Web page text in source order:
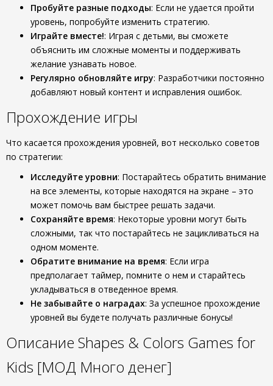
Пробуйте разные подходы: Если не удается пройти
уровень, попробуйте изменить стратегию.
Играйте вместе!: Играя с детьми, вы сможете
объяснить им сложные моменты и поддерживать
желание узнавать новое.
Регулярно обновляйте игру: Разработчики постоянно
добавляют новый контент и исправления ошибок.
Прохождение игры
Что касается прохождения уровней, вот несколько советов
по стратегии:
Исследуйте уровни: Постарайтесь обратить внимание
на все элементы, которые находятся на экране – это
может помочь вам быстрее решать задачи.
Сохраняйте время: Некоторые уровни могут быть
сложными, так что постарайтесь не зацикливаться на
одном моменте.
Обратите внимание на время: Если игра
предполагает таймер, помните о нем и старайтесь
укладываться в отведенное время.
Не забывайте о наградах: За успешное прохождение
уровней вы будете получать различные бонусы!
Описание Shapes & Colors Games for
Kids [МОД Много денег]